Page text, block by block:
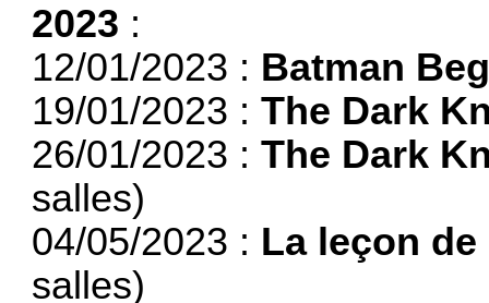
2023 :
12/01/2023 : Batman
19/01/2023 :The Dark
26/01/2023 :The Dark
salles)
04/05/2023 : La leçon
salles)